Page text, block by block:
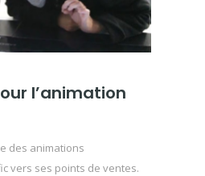
l’animation
des animations
vers ses points de ventes.